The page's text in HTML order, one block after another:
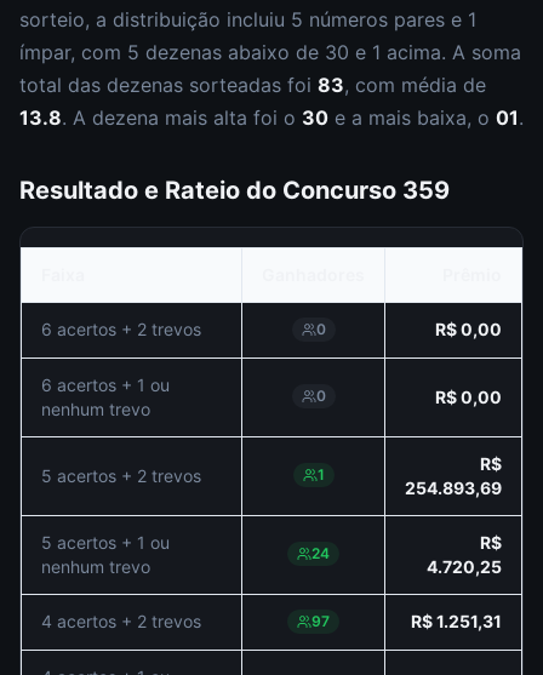
sorteio, a distribuição incluiu 5 números pares e 1
ímpar, com 5 dezenas abaixo de 30 e 1 acima. A soma
total das dezenas sorteadas foi 83, com média de
13.8. A dezena mais alta foi o 30 e a mais baixa, o 01.
Resultado e Rateio do Concurso 359
6 acertos + 2 trevos 0 R$ 0,00
6 acertos + 1 ou
nenhum trevo
0 R$ 0,00
5 acertos + 2 trevos 1
R$
254.893,69
5 acertos + 1 ou
nenhum trevo
24
R$
4.720,25
4 acertos + 2 trevos 97 R$ 1.251,31